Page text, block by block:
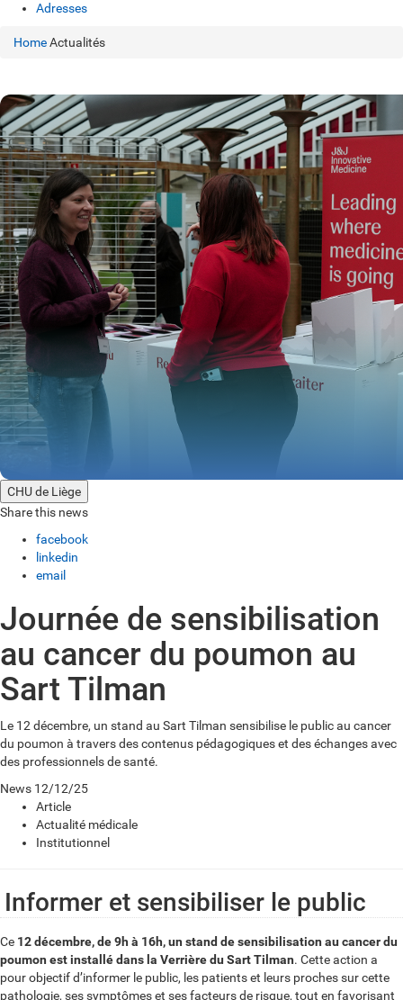
Adresses
HomeActualités
CHU de Liège
Share this news
facebook
linkedin
email
Journée de sensibilisation
au cancer du poumon au
Sart Tilman
Le 12 décembre, un stand au Sart Tilman sensibilise le public au cancer
du poumon à travers des contenus pédagogiques et des échanges avec
des professionnels de santé.
News 12/12/25
Article
Actualité médicale
Institutionnel
Informer et sensibiliser le public
Ce 12 décembre, de 9h à 16h, un stand de sensibilisation au cancer du
poumon est installé dans la Verrière du Sart Tilman. Cette action a
pour objectif d’informer le public, les patients et leurs proches sur cette
pathologie, ses symptômes et ses facteurs de risque, tout en favorisant